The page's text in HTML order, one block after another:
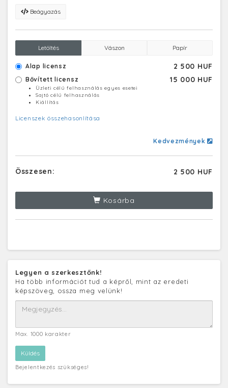
Beágyazás
Letöltés Vászon Papír
Alap licensz 2 500 HUF
Bővített licensz 15 000 HUF
Üzleti célú felhasználás egyes esetei
Sajtó célú felhasználás
Kiállítás
Licenszek összehasonlítása
Kedvezmények
Összesen: 2 500 HUF
Kosárba
Legyen a szerkesztőnk!
Ha több információt tud a képről, mint az eredeti
képszöveg, ossza meg velünk!
Max. 1000 karakter
Bejelentkezés szükséges!